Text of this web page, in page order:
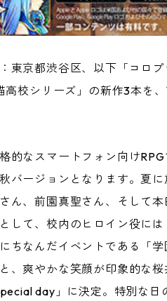
東京都渋谷区、以下「コロ
校シリーズ」の新作3本を
的なスマートフォン向け
バージョンとなります。夏
ん、前園真聖さん、そして
して、校内のヒロイン役に
ちなんだイベントである「
爽やかな笑顔が印象的な桜
day」に決定。特別な